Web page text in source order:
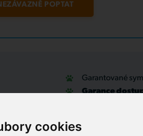
cookies
POPTAT
Garantované
Garance
Optické
IT outsourcing,